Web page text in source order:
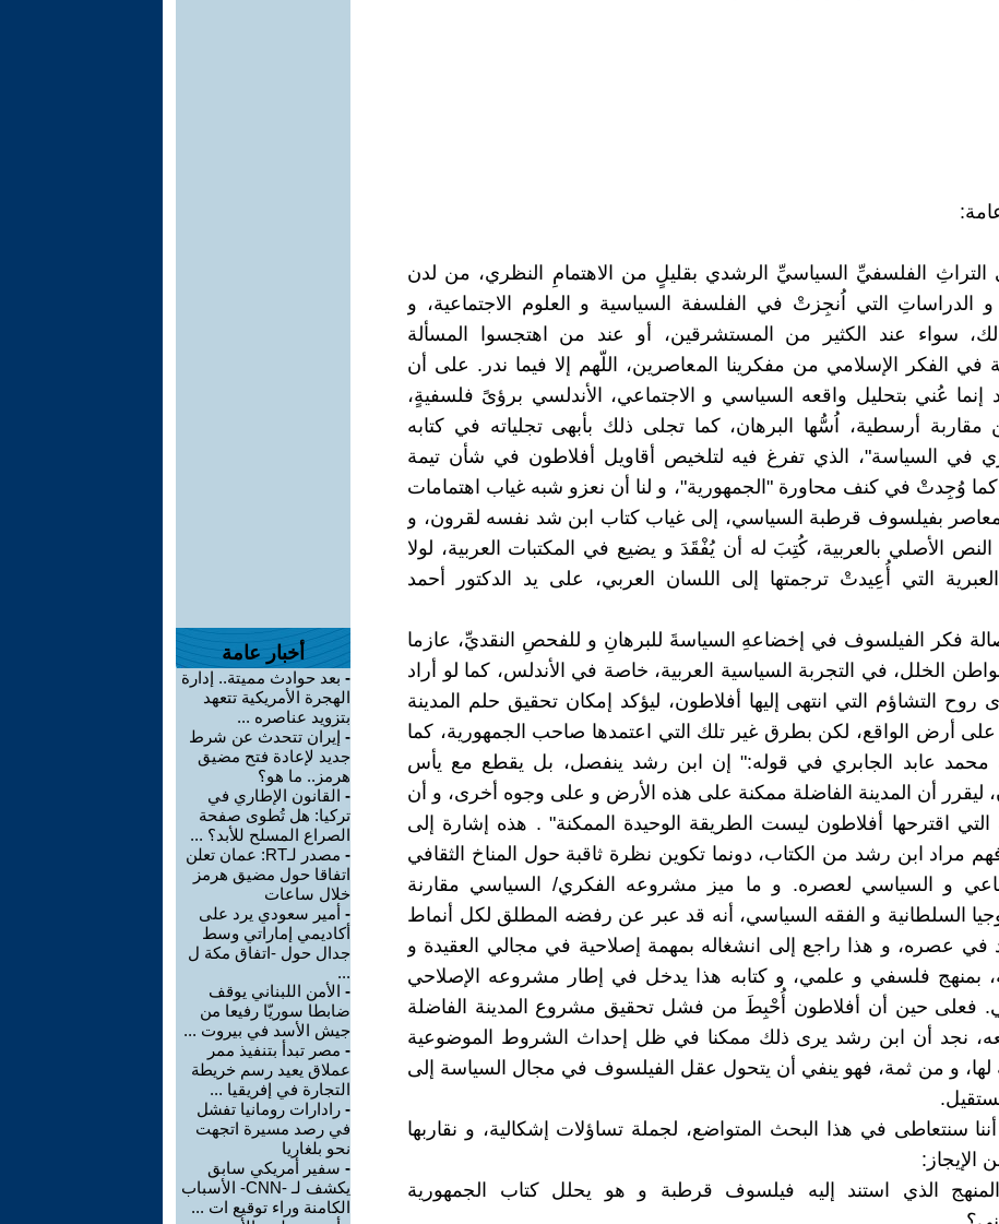
التراثِ الفلسفيِّ السياسيِّ الرشدي بقليلٍ من الاهتمامِ النظري، من لدن
و الدراساتِ التي اُنجِزتْ في الفلسفة السياسية و العلوم الاجتماعية، و
سواء عند الكثير من المستشرقين، أو عند من اهتجسوا المسألة
في الفكر الإسلامي من مفكرينا المعاصرين، اللّهم إلا فيما ندر. على أن
إنما عُني بتحليل واقعه السياسي و الاجتماعي، الأندلسي برؤىً فلسفيةٍ،
مقاربة أرسطية، اُسُّها البرهان، كما تجلى ذلك بأبهى تجلياته في كتابه
في السياسة"، الذي تفرغ فيه لتلخيص أقاويل أفلاطون في شأن تيمة
كما وُجِدتْ في كنف محاورة "الجمهورية"، و لنا أن نعزو شبه غياب اهتمامات
بفيلسوف قرطبة السياسي، إلى غياب كتاب ابن شد نفسه لقرون، و
الأصلي بالعربية، كُتِبَ له أن يُفْقَدَ و يضيع في المكتبات العربية، لولا
التي أُعِيدتْ ترجمتها إلى اللسان العربي، على يد الدكتور أحمد
فكر الفيلسوف في إخضاعهِ السياسةَ للبرهانِ و للفحصِ النقديِّ، عازما
الخلل، في التجربة السياسية العربية، خاصة في الأندلس، كما لو أراد
روح التشاؤم التي انتهى إليها أفلاطون، ليؤكد إمكان تحقيق حلم المدينة
على أرض الواقع، لكن بطرق غير تلك التي اعتمدها صاحب الجمهورية، كما
محمد عابد الجابري في قوله:" إن ابن رشد ينفصل، بل يقطع مع يأس
ليقرر أن المدينة الفاضلة ممكنة على هذه الأرض و على وجوه أخرى، و أن
التي اقترحها أفلاطون ليست الطريقة الوحيدة الممكنة" . هذه إشارة إلى
مراد ابن رشد من الكتاب، دونما تكوين نظرة ثاقبة حول المناخ الثقافي
و السياسي لعصره. و ما ميز مشروعه الفكري/ السياسي مقارنة
السلطانية و الفقه السياسي، أنه قد عبر عن رفضه المطلق لكل أنماط
في عصره، و هذا راجع إلى انشغاله بمهمة إصلاحية في مجالي العقيدة و
بمنهج فلسفي و علمي، و كتابه هذا يدخل في إطار مشروعه الإصلاحي
فعلى حين أن أفلاطون أُحْبِطَ من فشل تحقيق مشروع المدينة الفاضلة
نجد أن ابن رشد يرى ذلك ممكنا في ظل إحداث الشروط الموضوعية
لها، و من ثمة، فهو ينفي أن يتحول عقل الفيلسوف في مجال السياسة إلى
سنتعاطى في هذا البحث المتواضع، لجملة تساؤلات إشكالية، و نقاربها
الذي استند إليه فيلسوف قرطبة و هو يحلل كتاب الجمهورية
أخبار عامة
- بعد حوادث مميتة.. إدارة
الهجرة الأمريكية تتعهد
بتزويد عناصره ...
- إيران تتحدث عن شرط
جديد لإعادة فتح مضيق
هرمز.. ما هو؟
- القانون الإطاري في
تركيا: هل تُطوى صفحة
الصراع المسلح للأبد؟ ...
-
مصدر لـRT: عمان تعلن
اتفاقا حول مضيق هرمز
خلال ساعات
- أمير سعودي يرد على
أكاديمي إماراتي وسط
جدال حول -اتفاق مكة ل
...
- الأمن اللبناني يوقف
ضابطا سوريّا رفيعا من
جيش الأسد في بيروت ...
- مصر تبدأ بتنفيذ ممر
عملاق يعيد رسم خريطة
التجارة في إفريقيا ...
- رادارات رومانيا تفشل
في رصد مسيرة اتجهت
نحو بلغاريا
- سفير أمريكي سابق
يكشف لـ -CNN- الأسباب
الكامنة وراء توقيع ات ...